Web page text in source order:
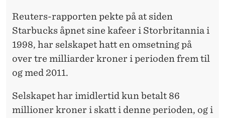
Reuters-rapporten pekte på at siden
Starbucks åpnet sine kafeer i Storbritannia i
1998, har selskapet hatt en omsetning på
over tre milliarder kroner i perioden frem til
og med 2011.
Selskapet har imidlertid kun betalt 86
millioner kroner i skatt i denne perioden, og i